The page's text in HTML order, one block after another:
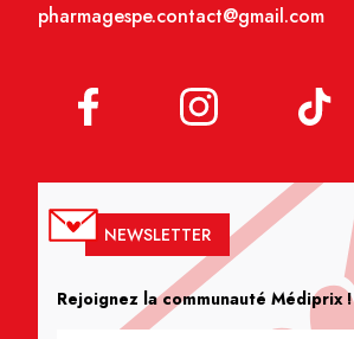
pharmagespe.contact@gmail.com
NEWSLETTER
Rejoignez la communauté Médiprix !